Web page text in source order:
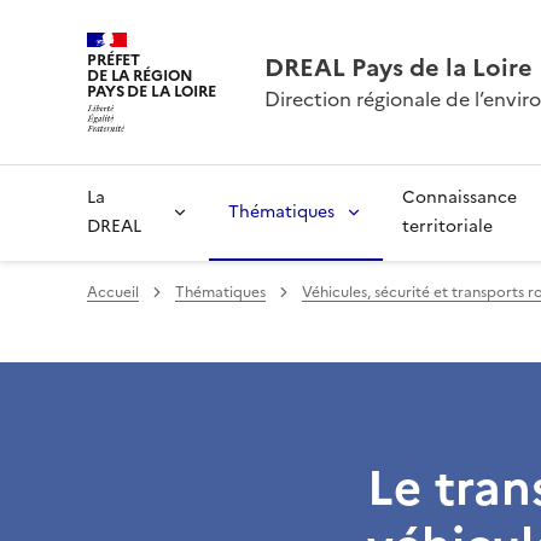
PRÉFET
DE LA RÉGION
PAYS DE LA LOIRE
DREAL Pays de la Loire
Direction régionale de
La
DREAL
Thématiques
Connaissance
territoriale
Accueil Thématiques Véhicules, sécurité et transports
Le